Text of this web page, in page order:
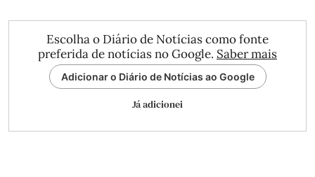
Escolha o Diário de Notícias como fonte
preferida de notícias no Google. Saber mais
Adicionar o Diário de Notícias ao Google
Já adicionei